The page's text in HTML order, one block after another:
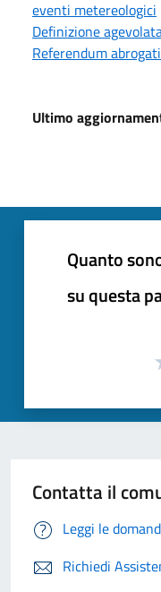
eventi metereologici
Definizione
Referendum
Ultimo
Quanto
su questa
Contatta il
Leggi le
Richiedi